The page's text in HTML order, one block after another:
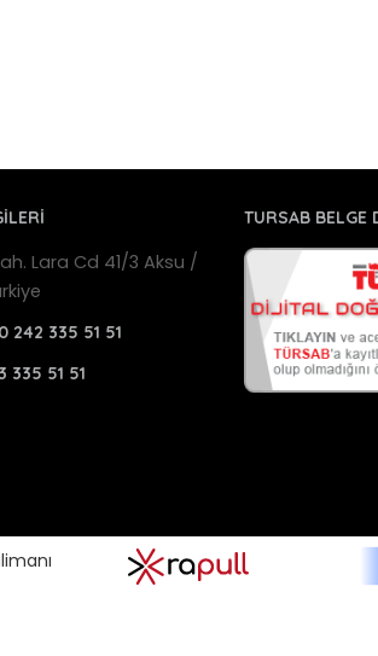
Lara Cd 41/3 Aksu /
242 335 51 51
335 51 51
TURSAB BELGE